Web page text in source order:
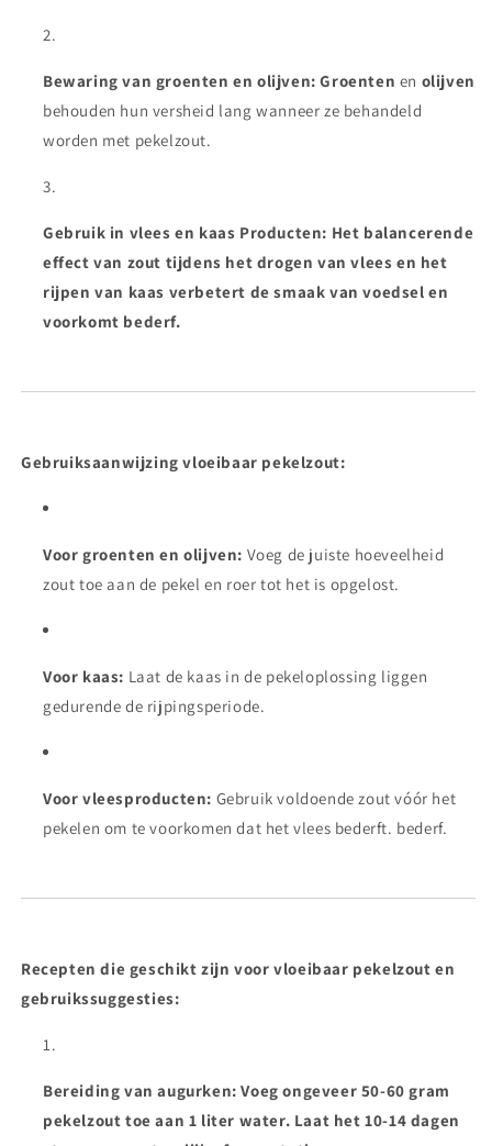
Bewaring van groenten en olijven: Groenten en olijven
behouden hun versheid lang wanneer ze behandeld
worden met pekelzout.
Gebruik in vlees en kaas Producten: Het balancerende
effect van zout tijdens het drogen van vlees en het
rijpen van kaas verbetert de smaak van voedsel en
voorkomt bederf.
Gebruiksaanwijzing vloeibaar pekelzout:
Voor groenten en olijven: Voeg de juiste hoeveelheid
zout toe aan de pekel en roer tot het is opgelost.
Voor kaas: Laat de kaas in de pekeloplossing liggen
gedurende de rijpingsperiode.
Voor vleesproducten: Gebruik voldoende zout vóór het
pekelen om te voorkomen dat het vlees bederft. bederf.
Recepten die geschikt zijn voor vloeibaar pekelzout en
gebruikssuggesties:
Bereiding van augurken: Voeg ongeveer 50-60 gram
pekelzout toe aan 1 liter water. Laat het 10-14 dagen